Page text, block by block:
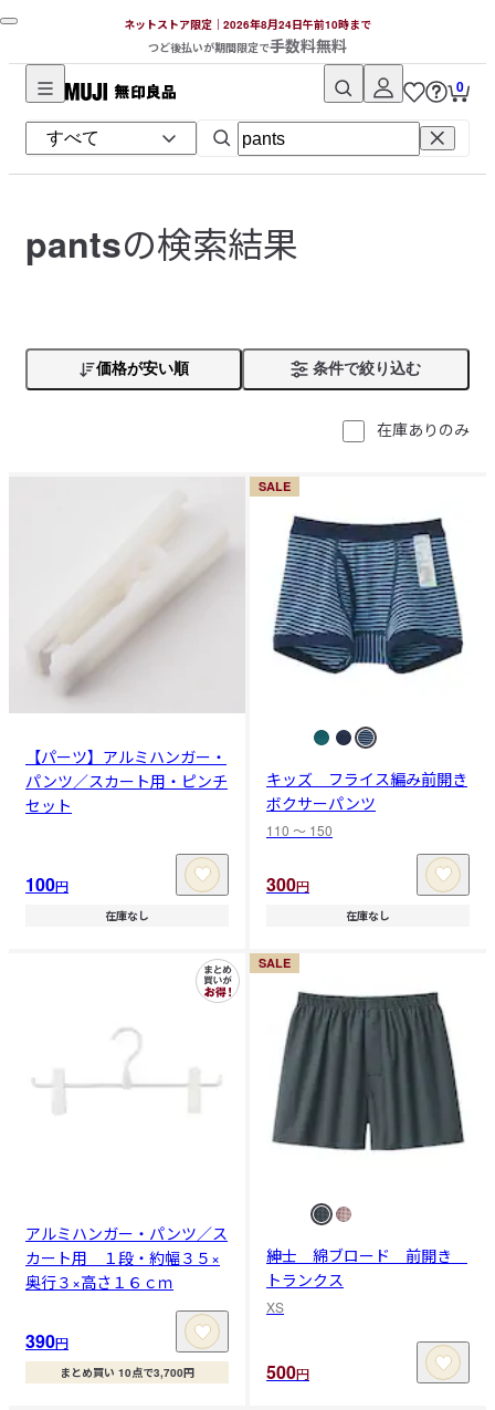
ネットストア限定｜2026年8月24日午前10時まで
つど後払いが期間限定で手数料無料
無
印
良
ッ
0
pantsの検索結果
価格が安い順 条件で絞り込む
在庫ありのみ
【パーツ】アルミハンガー・
パンツ／スカート用・ピンチ
セット
100円
在庫なし
SALE
キッズ フライス編み前開き
ボクサーパンツ
110 〜 150
300円
在庫なし
アルミハンガー・パンツ／ス
カート用 １段・約幅３５×
奥行３×高さ１６ｃｍ
390円
まとめ買い 10点で3,700円
SALE
紳士 綿ブロード 前開き
トランクス
XS
500円